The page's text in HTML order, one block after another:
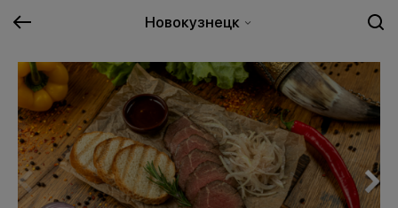
Новокузнецк